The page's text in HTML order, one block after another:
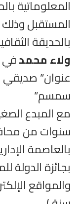
المعلوماتية
بالحديقة
ولاء محمدفي
عنوان” صديقي
سمسم”
مع المبدع
سنوات من
بالعاصمة
بجائزة الدولة